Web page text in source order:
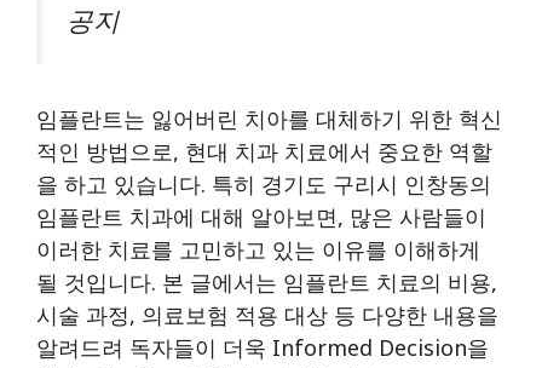
공지
임플란트는 잃어버린 치아를 대체하기 위한 혁신
적인 방법으로, 현대 치과 치료에서 중요한 역할
을 하고 있습니다. 특히 경기도 구리시 인창동의
임플란트 치과에 대해 알아보면, 많은 사람들이
이러한 치료를 고민하고 있는 이유를 이해하게
될 것입니다. 본 글에서는 임플란트 치료의 비용,
시술 과정, 의료보험 적용 대상 등 다양한 내용을
알려드려 독자들이 더욱 Informed Decision을